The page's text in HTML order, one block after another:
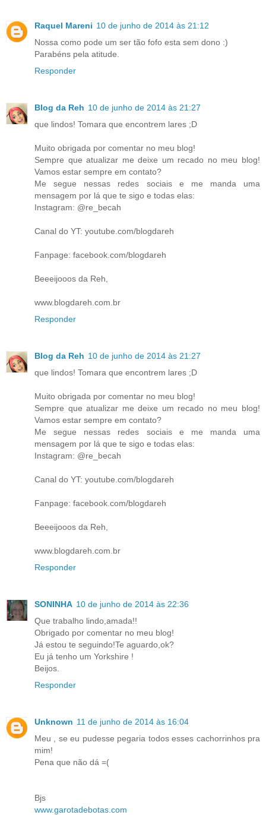
Raquel Mareni 10 de junho de 2014 às 21:12
Nossa como pode um ser tão fofo esta sem dono :)
Parabéns pela atitude.
Responder
Blog da Reh 10 de junho de 2014 às 21:27
que lindos! Tomara que encontrem lares ;D
Muito obrigada por comentar no meu blog!
Sempre que atualizar me deixe um recado no meu blog!
Vamos estar sempre em contato?
Me segue nessas redes sociais e me manda uma
mensagem por lá que te sigo e todas elas:
Instagram: @re_becah
Canal do YT: youtube.com/blogdareh
Fanpage: facebook.com/blogdareh
Beeeijooos da Reh,
www.blogdareh.com.br
Responder
Blog da Reh 10 de junho de 2014 às 21:27
que lindos! Tomara que encontrem lares ;D
Muito obrigada por comentar no meu blog!
Sempre que atualizar me deixe um recado no meu blog!
Vamos estar sempre em contato?
Me segue nessas redes sociais e me manda uma
mensagem por lá que te sigo e todas elas:
Instagram: @re_becah
Canal do YT: youtube.com/blogdareh
Fanpage: facebook.com/blogdareh
Beeeijooos da Reh,
www.blogdareh.com.br
Responder
SONINHA 10 de junho de 2014 às 22:36
Que trabalho lindo,amada!!
Obrigado por comentar no meu blog!
Já estou te seguindo!Te aguardo,ok?
Eu já tenho um Yorkshire !
Beijos.
Responder
Unknown 11 de junho de 2014 às 16:04
Meu , se eu pudesse pegaria todos esses cachorrinhos pra
mim!
Pena que não dá =(
Bjs
www.garotadebotas.com